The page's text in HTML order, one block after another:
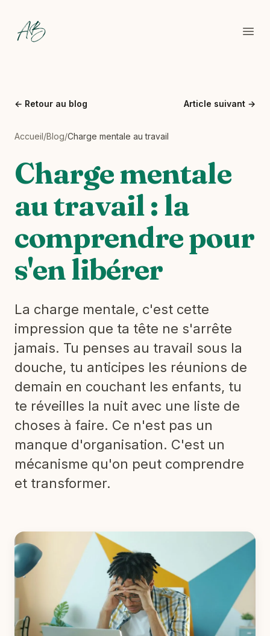
Backes Coaching
← Retour au blog Article suivant →
Accueil/Blog/Charge mentale au travail
Charge mentale
au travail : la
comprendre pour
s'en libérer
La charge mentale, c'est cette
impression que ta tête ne s'arrête
jamais. Tu penses au travail sous la
douche, tu anticipes les réunions de
demain en couchant les enfants, tu
te réveilles la nuit avec une liste de
choses à faire. Ce n'est pas un
manque d'organisation. C'est un
mécanisme qu'on peut comprendre
et transformer.